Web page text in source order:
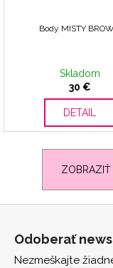
Body MISTY
Skladom
30 €
DETAIL
ZOBRAZIŤ
Odoberať
Nezmeškajte